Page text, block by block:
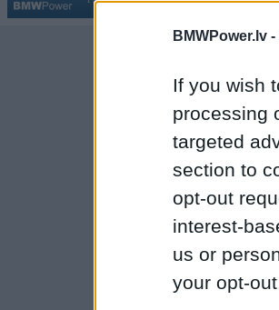
BMWPower.lv -
If you wish
processing
targeted
section to
opt-out
interest-
us or
your opt-